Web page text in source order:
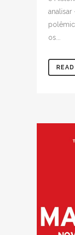
os...